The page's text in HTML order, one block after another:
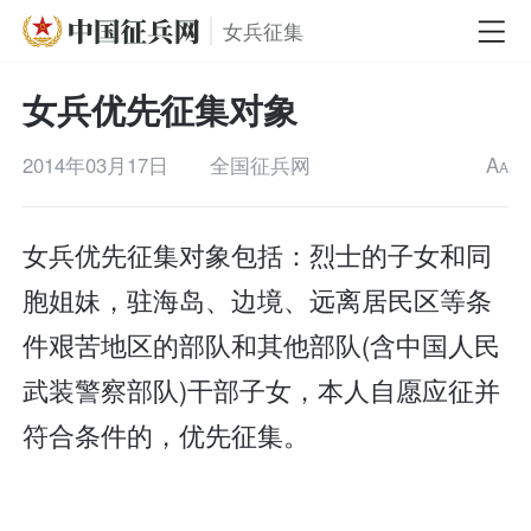
女兵征集
女兵优先征集对象
2014年03月17日 全国征兵网 AA
女兵优先征集对象包括：烈士的子女和同
胞姐妹，驻海岛、边境、远离居民区等条
件艰苦地区的部队和其他部队(含中国人民
武装警察部队)干部子女，本人自愿应征并
符合条件的，优先征集。